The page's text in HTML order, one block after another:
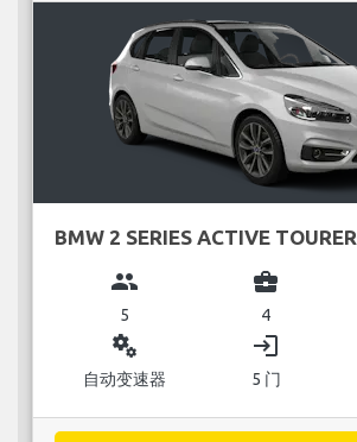
BMW 2 SERIES ACTIVE TOURER
group
5
business_center
4
miscellaneous_services
自动变速器
login
5 门